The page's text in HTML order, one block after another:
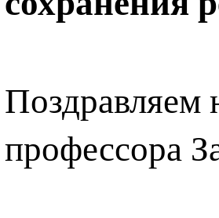
Поздравляем
профессора